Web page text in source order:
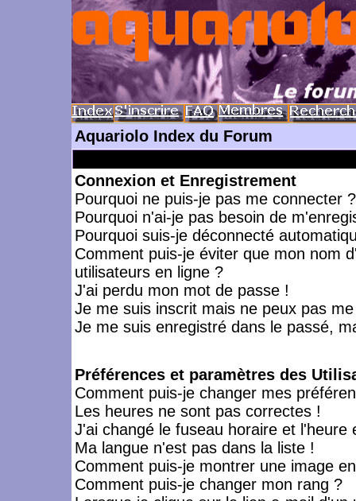
Aquariolo Index du Forum
Connexion et Enregistrement
Pourquoi ne puis-je pas me connecter ?
Pourquoi n'ai-je pas besoin de
Pourquoi suis-je déconnecté
Comment puis-je éviter que mon nom
utilisateurs en ligne ?
J'ai perdu mon mot de passe !
Je me suis inscrit mais ne peux pas
Je me suis enregistré dans le passé,
Préférences et paramètres des
Comment puis-je changer mes
Les heures ne sont pas correctes !
J'ai changé le fuseau horaire et l'heure
Ma langue n'est pas dans la liste !
Comment puis-je montrer une image
Comment puis-je changer mon rang ?